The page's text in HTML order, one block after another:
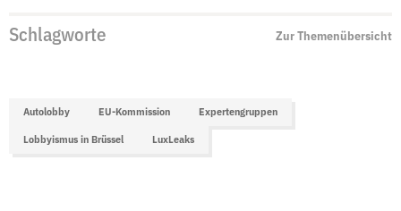
Schlagworte Zur Themenübersicht
Autolobby EU-Kommission Expertengruppen
Lobbyismus in Brüssel LuxLeaks